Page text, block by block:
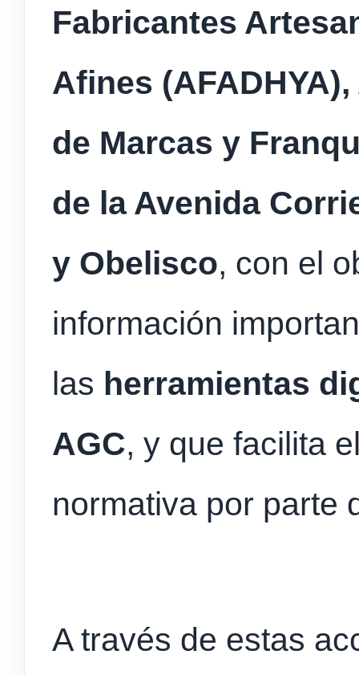
Fabricantes
Afines
de Marcas y
de la Avenida
y Obelisco, con el
información
las herramientas
AGC, y que facilita
normativa por parte
A través de estas